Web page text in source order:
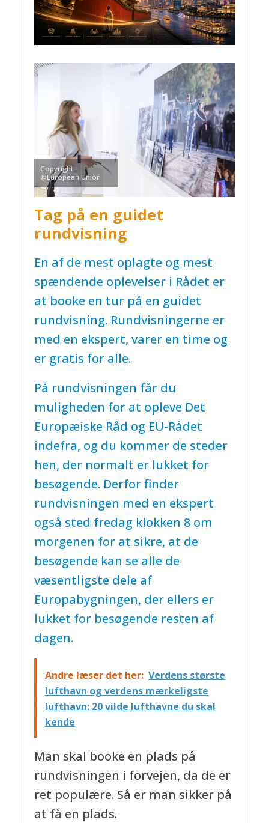
Copyright:
@European Union
Tag på en guidet
rundvisning
En af de mest oplagte og mest
spændende oplevelser i Rådet er
at booke en tur på en guidet
rundvisning. Rundvisningerne er
med en ekspert, varer en time og
er gratis for alle.
På rundvisningen får du
muligheden for at opleve Det
Europæiske Råd og EU-Rådet
indefra, og du kommer de steder
hen, der normalt er lukket for
besøgende. Derfor finder
rundvisningen med en ekspert
også sted fredag klokken 8 om
morgenen for at sikre, at de
besøgende kan se alle de
væsentligste dele af
Europabygningen, der ellers er
lukket for besøgende resten af
dagen.
Andre læser det her: Verdens største
lufthavn og verdens mærkeligste
lufthavn: 20 vilde lufthavne du skal
kende
Man skal booke en plads på
rundvisningen i forvejen, da de er
ret populære. Så er man sikker på
at få en plads.